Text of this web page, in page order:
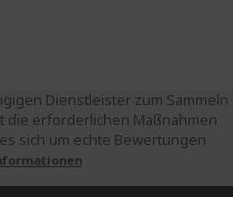
Dienstleister zum Sammeln
die erforderlichen Maßnahmen
sich um echte Bewertungen